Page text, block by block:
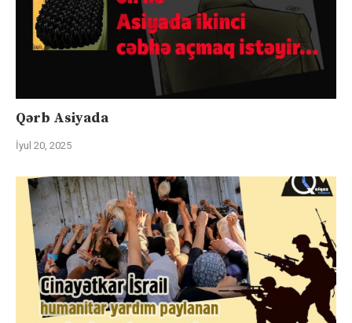
Qərb Asiyada
İyul 20, 2025